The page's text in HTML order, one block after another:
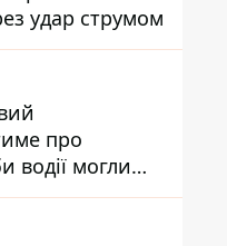
удар струмом
про
водії могли
із заторами